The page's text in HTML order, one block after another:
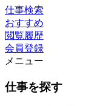
仕事検索
おすすめ
閲覧履歴
会員登録
メニュー
仕事を探す